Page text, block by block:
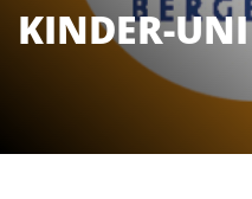
KINDER-